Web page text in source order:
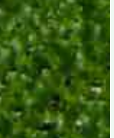
Nursery Drum Seeder